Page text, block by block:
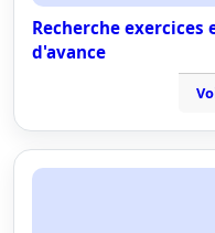
Recherche
d'avance